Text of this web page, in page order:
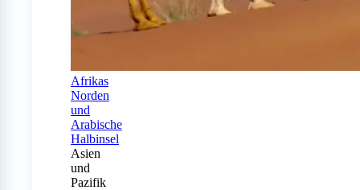
Afrikas
Norden
und
Arabische
Halbinsel
Asien
und
Pazifik